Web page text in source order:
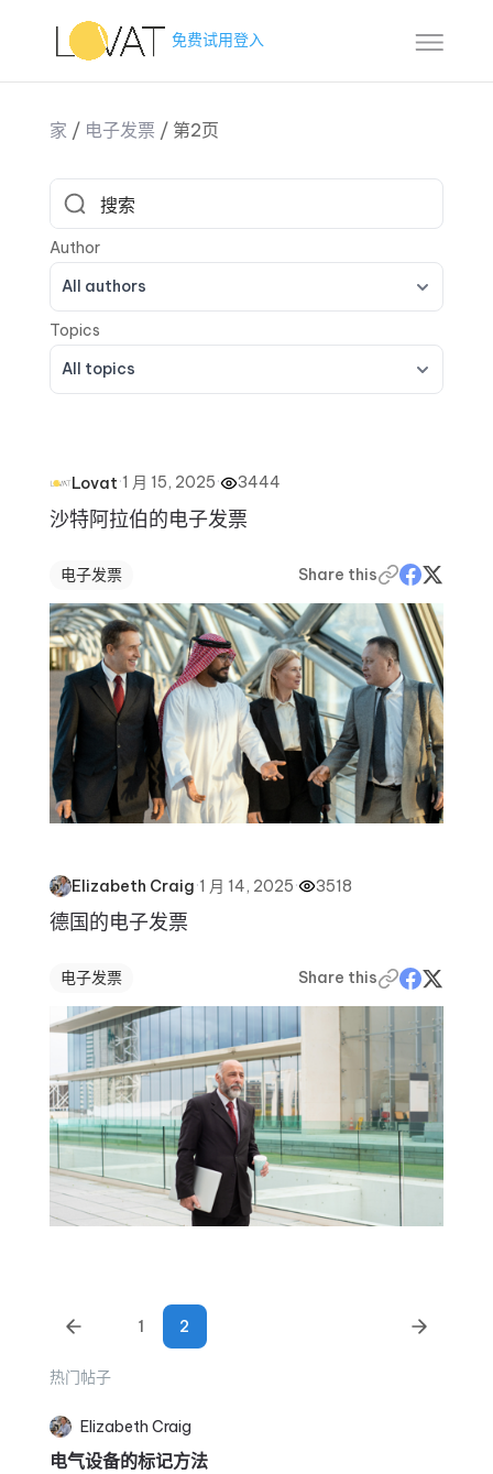
免费试用登入
家 / 电子发票 / 第2页
All authors
All topics
Lovat·1 月 15, 2025· 3444
沙特阿拉伯的电子发票
电子发票 Share this
Elizabeth Craig·1 月 14, 2025· 3518
德国的电子发票
电子发票 Share this
1 2
热门帖子
Elizabeth Craig
电气设备的标记方法